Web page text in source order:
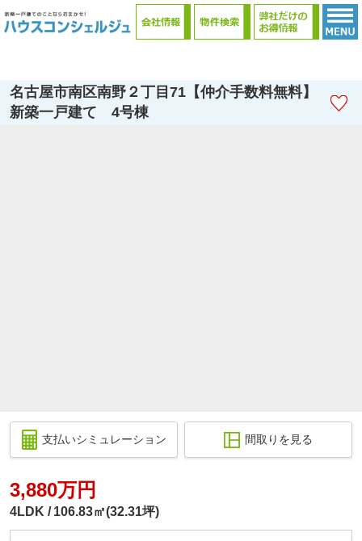
ハウスコンシェルジュ (有)日の出殖産
名古屋市南区南野２丁目71【仲介手数料無料】
新築一戸建て 4号棟
支払いシミュレーション 間取りを見る
3,880万円
4LDK 106.83㎡(32.31坪)